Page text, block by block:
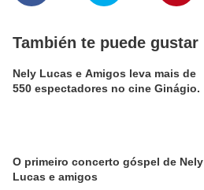
También te puede gustar
Nely Lucas e Amigos leva mais de
550 espectadores no cine Ginágio.
O primeiro concerto góspel de Nely
Lucas e amigos